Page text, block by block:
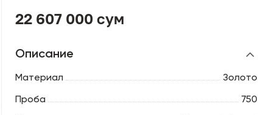
22 607 000 сум
Описание
Материал Золото
Проба 750